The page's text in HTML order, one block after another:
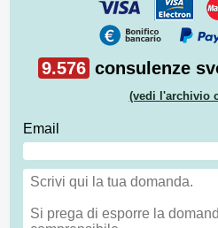
9.576 consulenze
(vedi l'archivio
Email